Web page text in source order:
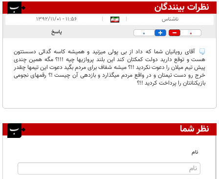
نظرات بینندگان
در انتظار بررسی:
ناشناس |
|
۱۱:۵۶ - ۱۳۹۲/۱۱/۰۱
0
0 پاسخ
آقای رویانیان شما که داد از بی پولی میزنید و همیشه کاسه گدائی دسستتون
هست و توقع دارید دولت کمکتان کند این بلند پروازیها چیه !!!؟ مگه همین چندی
پیش تیم میلان را دعوت نکردید !!؟ میشه شفاف برای مردم بگید دعوت این تیمها چقدر
خرج رو دست تیمتان و در واقع مردم میگذارد و بازدهی آن چیست !؟ رقمهای نجومی
بازیکنانتان را پرداخت کردید !!؟
نظر شما
نام